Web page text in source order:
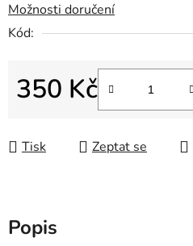
Možnosti doručení
Kód:
350 Kč
Tisk Zeptat se
Popis